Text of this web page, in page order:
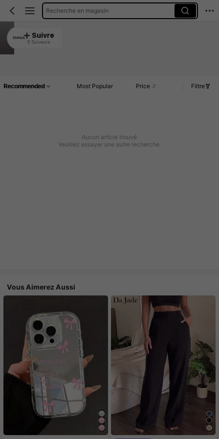
Recherche en magasin
ENHUA
4.86
Suivre
5 Suiveurs
Recommended Most Popular Price Filtre
Aucun article trouvé
Veuillez essayer une autre recherche.
Vous Aimerez Aussi